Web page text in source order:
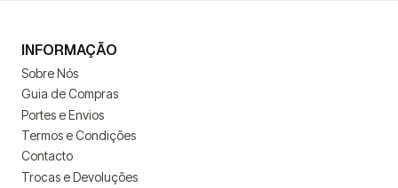
INFORMAÇÃO
Sobre Nós
Guia de Compras
Portes e Envios
Termos e Condições
Contacto
Trocas e Devoluções